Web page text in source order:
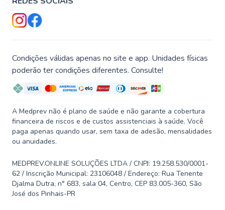
Condições válidas apenas no site e app. Unidades físicas
poderão ter condições diferentes. Consulte!
A Medprev não é plano de saúde e não garante a cobertura
financeira de riscos e de custos assistenciais à saúde. Você
paga apenas quando usar, sem taxa de adesão, mensalidades
ou anuidades.
MEDPREV.ONLINE SOLUÇÕES LTDA / CNPJ: 19.258.530/0001-
62 / Inscrição Municipal: 23106048 / Endereço: Rua Tenente
Djalma Dutra, n° 683, sala 04, Centro, CEP 83.005-360, São
José dos Pinhais-PR